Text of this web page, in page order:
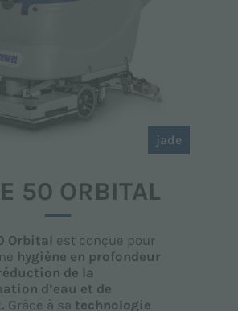
jade
50 ORBITAL
Orbital
est conçue pour
hygiène en profondeur
de la
d’eau et de
Grâce à sa technologie